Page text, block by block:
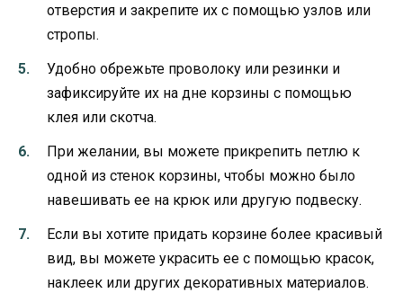
отверстия и закрепите их с помощью узлов или
стропы.
Удобно обрежьте проволоку или резинки и
зафиксируйте их на дне корзины с помощью
клея или скотча.
При желании, вы можете прикрепить петлю к
одной из стенок корзины, чтобы можно было
навешивать ее на крюк или другую подвеску.
Если вы хотите придать корзине более красивый
вид, вы можете украсить ее с помощью красок,
наклеек или других декоративных материалов.